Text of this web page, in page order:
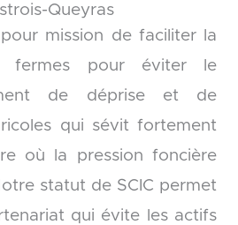
Queyras
mission de faciliter la
fermes pour éviter le
de déprise et de
qui sévit fortement
où la pression foncière
statut de SCIC permet
qui évite les actifs